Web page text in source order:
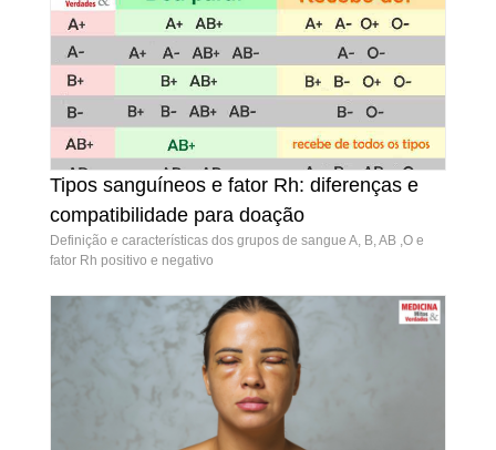
Tipos sanguíneos e fator Rh: diferenças e
compatibilidade para doação
Tipos sanguíneos e fator Rh: diferenças e
compatibilidade para doação
Definição e características dos grupos de sangue A, B, AB ,O e
fator Rh positivo e negativo